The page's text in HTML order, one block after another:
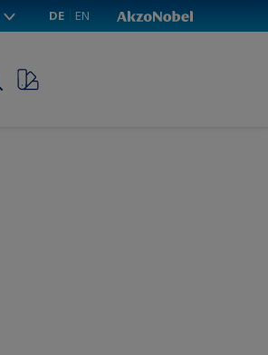
DE EN